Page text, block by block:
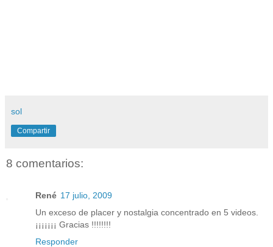
sol
Compartir
8 comentarios:
René 17 julio, 2009
Un exceso de placer y nostalgia concentrado en 5 videos.
¡¡¡¡¡¡¡ Gracias !!!!!!!!
Responder